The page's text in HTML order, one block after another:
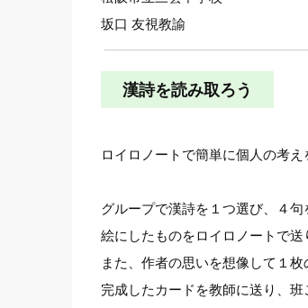
坂口 友視教諭
漢詩を読み取ろう
ロイロノートで簡単に個人の考
グループで漢詩を１つ選び、４
絵にしたものをロイロノートで
また、作者の思いを想像して１枚
完成したカードを教師に送り、班